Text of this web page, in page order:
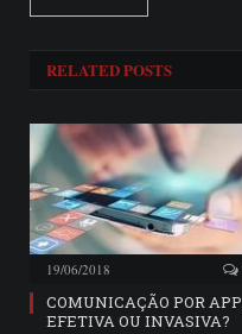
RELATEDPOSTS
19/06/2018
COMUNICAÇÃO POR
EFETIVA OU INVASIVA?